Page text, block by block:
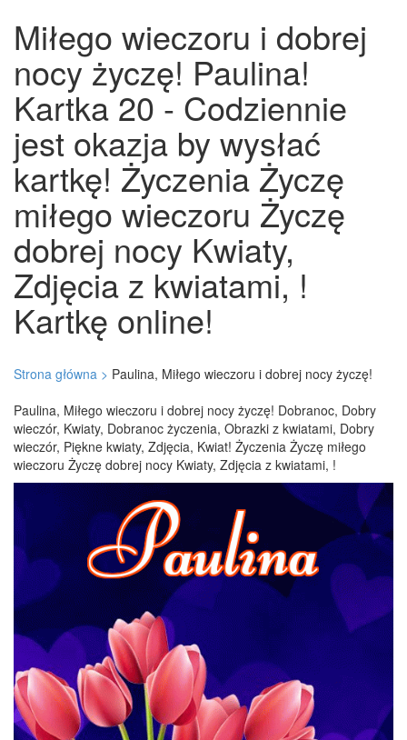
Miłego wieczoru i dobrej
nocy życzę! Paulina!
Kartka 20 - Codziennie
jest okazja by wysłać
kartkę! Życzenia Życzę
miłego wieczoru Życzę
dobrej nocy Kwiaty,
Zdjęcia z kwiatami, !
Kartkę online!
Strona główna > Paulina, Miłego wieczoru i dobrej nocy życzę!
Paulina, Miłego wieczoru i dobrej nocy życzę! Dobranoc, Dobry
wieczór, Kwiaty, Dobranoc życzenia, Obrazki z kwiatami, Dobry
wieczór, Piękne kwiaty, Zdjęcia, Kwiat! Życzenia Życzę miłego
wieczoru Życzę dobrej nocy Kwiaty, Zdjęcia z kwiatami, !